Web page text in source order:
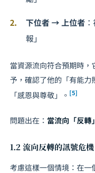
下位者 → 上位者
報」
當資源流向符合預期時，
予，確認了他的「有能力
「感恩與尊敬」。 [5]
問題出在： 當流向「反轉
1.2 流向反轉的訊號危機
考慮這樣一個情境：在一